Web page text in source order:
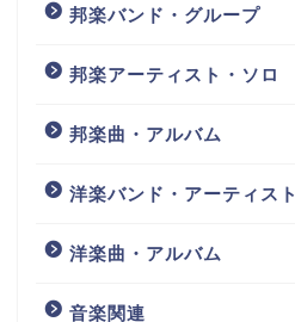
邦楽バンド・グループ
邦楽アーティスト・ソロ
邦楽曲・アルバム
洋楽バンド・アーティスト
洋楽曲・アルバム
音楽関連